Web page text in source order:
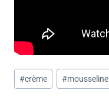
Étiquettes
de
#crème #mousseline